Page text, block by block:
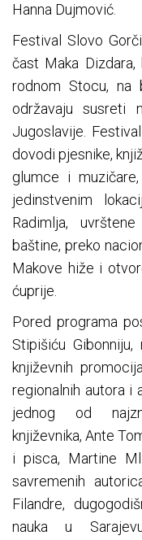
Hanna Dujmović.
Festival Slovo
čast Maka
rodnom Stocu, na
održavaju susreti
Jugoslavije.
dovodi pjesnike,
glumce i
jedinstvenim
Radimlja,
baštine, preko
Makove hiže i
ćuprije.
Pored programa
Stipišiću
književnih
regionalnih autora i
jednog od
književnika, Ante
i pisca, Martine
savremenih
Filandre,
nauka u